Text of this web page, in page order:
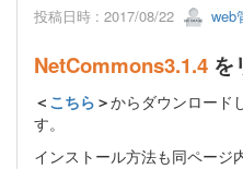
投稿日時 : 2017/08/22 web
NetCommons3.1.4 を
＜ こちら ＞からダウンロード
す。
インストール方法も同ページ